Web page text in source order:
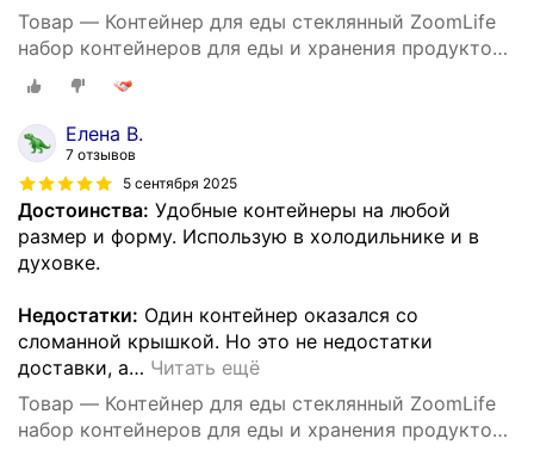
Товар — Контейнер для еды стеклянный ZoomLife
набор контейнеров для еды и хранения продуктов
герметичный пищевой с крышкой
Елена В.
7 отзывов
5 сентября 2025
Достоинства: Удобные контейнеры на любой
размер и форму. Использую в холодильнике и в
духовке.
Недостатки: Один контейнер оказался со
сломанной крышкой. Но это не недостатки
доставки, а… Читать ещё
Товар — Контейнер для еды стеклянный ZoomLife
набор контейнеров для еды и хранения продуктов